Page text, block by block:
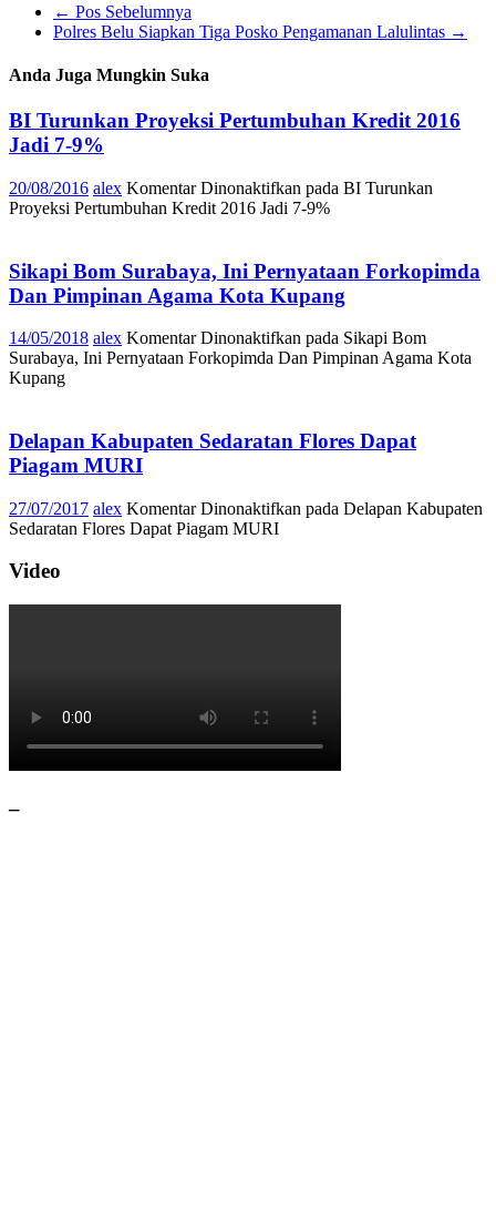
← Pos Sebelumnya
Polres Belu Siapkan Tiga Posko Pengamanan Lalulintas →
Anda Juga Mungkin Suka
BI Turunkan Proyeksi Pertumbuhan Kredit 2016
Jadi 7-9%
20/08/2016 alex Komentar Dinonaktifkan pada BI Turunkan
Proyeksi Pertumbuhan Kredit 2016 Jadi 7-9%
Sikapi Bom Surabaya, Ini Pernyataan Forkopimda
Dan Pimpinan Agama Kota Kupang
14/05/2018 alex Komentar Dinonaktifkan pada Sikapi Bom
Surabaya, Ini Pernyataan Forkopimda Dan Pimpinan Agama Kota
Kupang
Delapan Kabupaten Sedaratan Flores Dapat
Piagam MURI
27/07/2017 alex Komentar Dinonaktifkan pada Delapan Kabupaten
Sedaratan Flores Dapat Piagam MURI
Video
–